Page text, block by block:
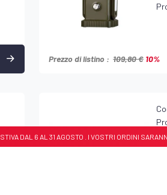
Prezzo di listino : 109,80 € 10%
6 AL 31 AGOSTO . I VOSTRI ORDINI SARANNO